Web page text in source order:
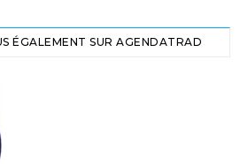
ÉGALEMENT SUR AGENDATRAD